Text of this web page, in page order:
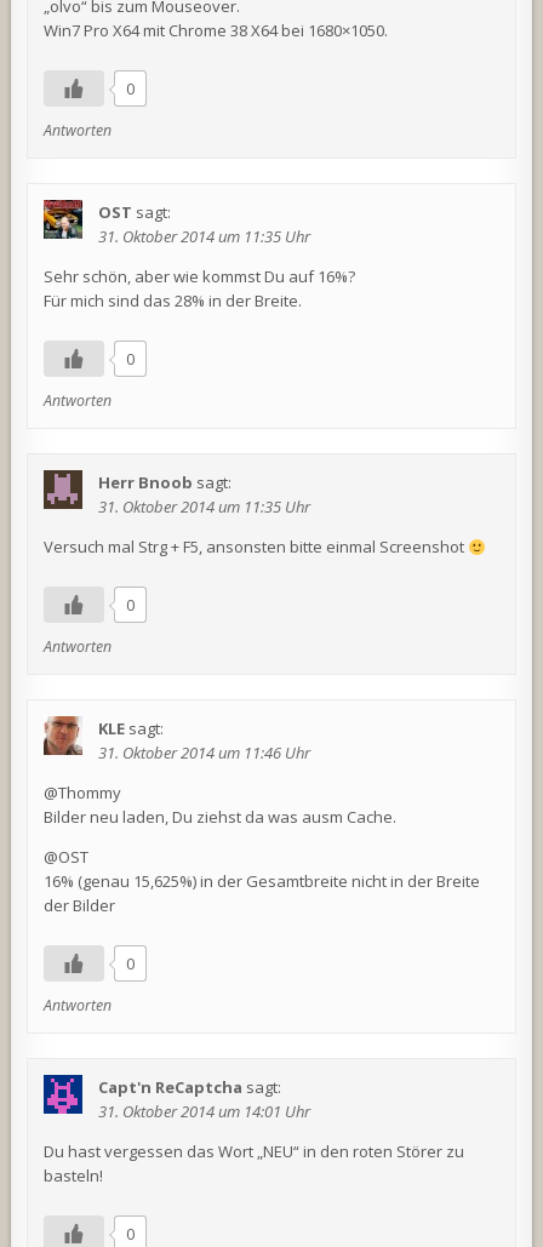
„olvo“ bis zum Mouseover.
Win7 Pro X64 mit Chrome 38 X64 bei 1680×1050.
0
Antworten
OST sagt:
31. Oktober 2014 um 11:35 Uhr
Sehr schön, aber wie kommst Du auf 16%?
Für mich sind das 28% in der Breite.
0
Antworten
Herr Bnoob sagt:
31. Oktober 2014 um 11:35 Uhr
Versuch mal Strg + F5, ansonsten bitte einmal Screenshot
0
Antworten
KLE sagt:
31. Oktober 2014 um 11:46 Uhr
@Thommy
Bilder neu laden, Du ziehst da was ausm Cache.
@OST
16% (genau 15,625%) in der Gesamtbreite nicht in der Breite
der Bilder
0
Antworten
Capt'n ReCaptcha sagt:
31. Oktober 2014 um 14:01 Uhr
Du hast vergessen das Wort „NEU“ in den roten Störer zu
basteln!
0